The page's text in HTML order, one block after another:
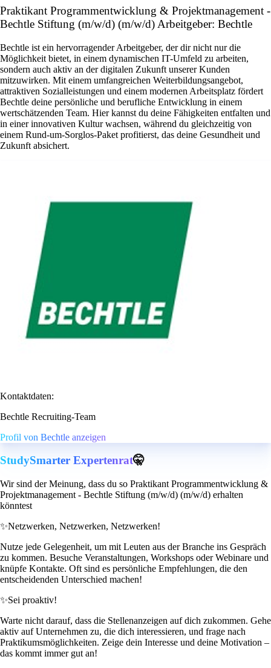
Praktikant Programmentwicklung & Projektmanagement -
Bechtle Stiftung (m/w/d) (m/w/d) Arbeitgeber: Bechtle
Bechtle ist ein hervorragender Arbeitgeber, der dir nicht nur die
Möglichkeit bietet, in einem dynamischen IT-Umfeld zu arbeiten,
sondern auch aktiv an der digitalen Zukunft unserer Kunden
mitzuwirken. Mit einem umfangreichen Weiterbildungsangebot,
attraktiven Sozialleistungen und einem modernen Arbeitsplatz fördert
Bechtle deine persönliche und berufliche Entwicklung in einem
wertschätzenden Team. Hier kannst du deine Fähigkeiten entfalten und
in einer innovativen Kultur wachsen, während du gleichzeitig von
einem Rund-um-Sorglos-Paket profitierst, das deine Gesundheit und
Zukunft absichert.
Kontaktdaten:
Bechtle Recruiting-Team
Profil von Bechtle anzeigen
StudySmarter Expertenrat🤫
Wir sind der Meinung, dass du so Praktikant Programmentwicklung &
Projektmanagement - Bechtle Stiftung (m/w/d) (m/w/d) erhalten
könntest
✨Netzwerken, Netzwerken, Netzwerken!
Nutze jede Gelegenheit, um mit Leuten aus der Branche ins Gespräch
zu kommen. Besuche Veranstaltungen, Workshops oder Webinare und
knüpfe Kontakte. Oft sind es persönliche Empfehlungen, die den
entscheidenden Unterschied machen!
✨Sei proaktiv!
Warte nicht darauf, dass die Stellenanzeigen auf dich zukommen. Gehe
aktiv auf Unternehmen zu, die dich interessieren, und frage nach
Praktikumsmöglichkeiten. Zeige dein Interesse und deine Motivation –
das kommt immer gut an!